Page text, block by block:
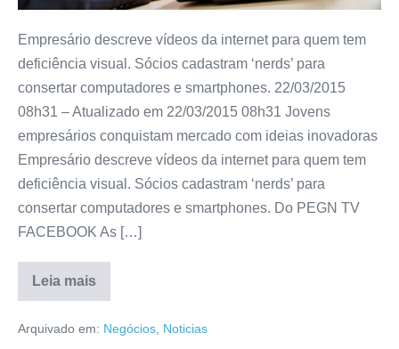
Empresário descreve vídeos da internet para quem tem
deficiência visual. Sócios cadastram ‘nerds’ para
consertar computadores e smartphones. 22/03/2015
08h31 – Atualizado em 22/03/2015 08h31 Jovens
empresários conquistam mercado com ideias inovadoras
Empresário descreve vídeos da internet para quem tem
deficiência visual. Sócios cadastram ‘nerds’ para
consertar computadores e smartphones. Do PEGN TV
FACEBOOK As […]
Leia mais
Arquivado em: Negócios Noticias